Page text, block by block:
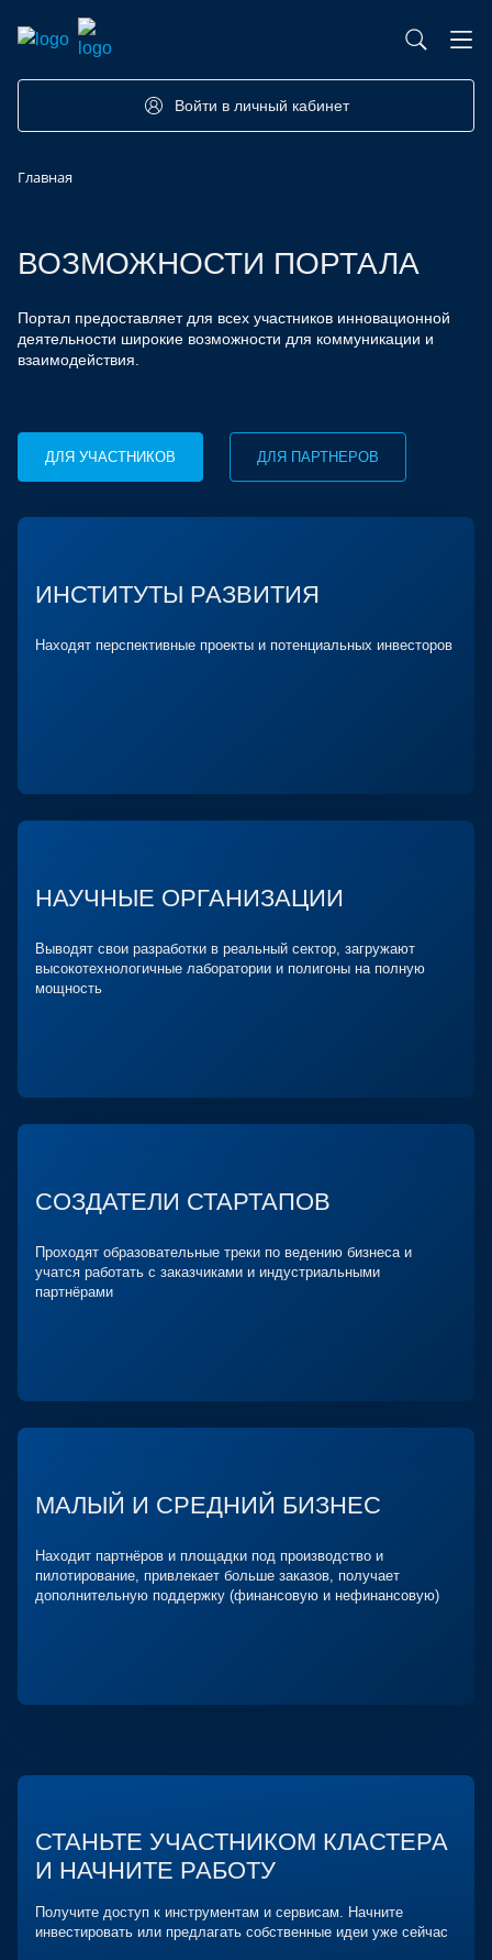
Войти в личный кабинет
Главная
ВОЗМОЖНОСТИ ПОРТАЛА
Портал предоставляет для всех участников инновационной
деятельности широкие возможности для коммуникации и
взаимодействия.
ДЛЯ УЧАСТНИКОВ ДЛЯ ПАРТНЕРОВ
ИНСТИТУТЫ РАЗВИТИЯ
Находят перспективные проекты и потенциальных инвесторов
НАУЧНЫЕ ОРГАНИЗАЦИИ
Выводят свои разработки в реальный сектор, загружают
высокотехнологичные лаборатории и полигоны на полную
мощность
СОЗДАТЕЛИ СТАРТАПОВ
Проходят образовательные треки по ведению бизнеса и
учатся работать с заказчиками и индустриальными
партнёрами
МАЛЫЙ И СРЕДНИЙ БИЗНЕС
Находит партнёров и площадки под производство и
пилотирование, привлекает больше заказов, получает
дополнительную поддержку (финансовую и нефинансовую)
СТАНЬТЕ УЧАСТНИКОМ КЛАСТЕРА
И НАЧНИТЕ РАБОТУ
Получите доступ к инструментам и сервисам. Начните
инвестировать или предлагать собственные идеи уже сейчас